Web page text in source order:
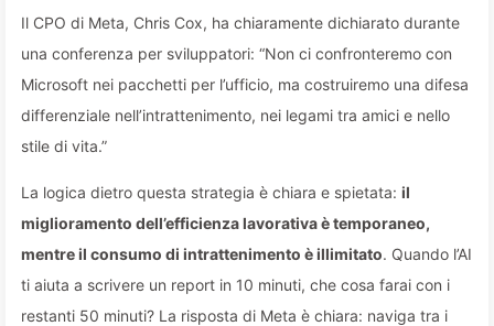
Il CPO di Meta, Chris Cox, ha chiaramente dichiarato durante
una conferenza per sviluppatori: “Non ci confronteremo con
Microsoft nei pacchetti per l’ufficio, ma costruiremo una difesa
differenziale nell’intrattenimento, nei legami tra amici e nello
stile di vita.”
La logica dietro questa strategia è chiara e spietata: il
miglioramento dell’efficienza lavorativa è temporaneo,
mentre il consumo di intrattenimento è illimitato. Quando l’AI
ti aiuta a scrivere un report in 10 minuti, che cosa farai con i
restanti 50 minuti? La risposta di Meta è chiara: naviga tra i